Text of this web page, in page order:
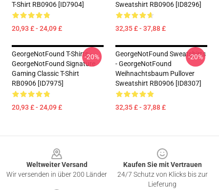
T-Shirt RB0906 [ID7904]
20,93 £ - 24,09 £
Sweatshirt RB0906 [ID8296]
32,35 £ - 37,88 £
GeorgeNotFound T-Shirts -
GeorgeNotFound Signature
Gaming Classic T-Shirt
RB0906 [ID7975]
20,93 £ - 24,09 £
-20%
GeorgeNotFound Sweatshirts
- GeorgeNotFound
Weihnachtsbaum Pullover
Sweatshirt RB0906 [ID8307]
32,35 £ - 37,88 £
-20%
Weltweiter Versand
Wir versenden in über 200 Länder
Kaufen Sie mit Vertrauen
24/7 Schutz von Klicks bis zur
Lieferung